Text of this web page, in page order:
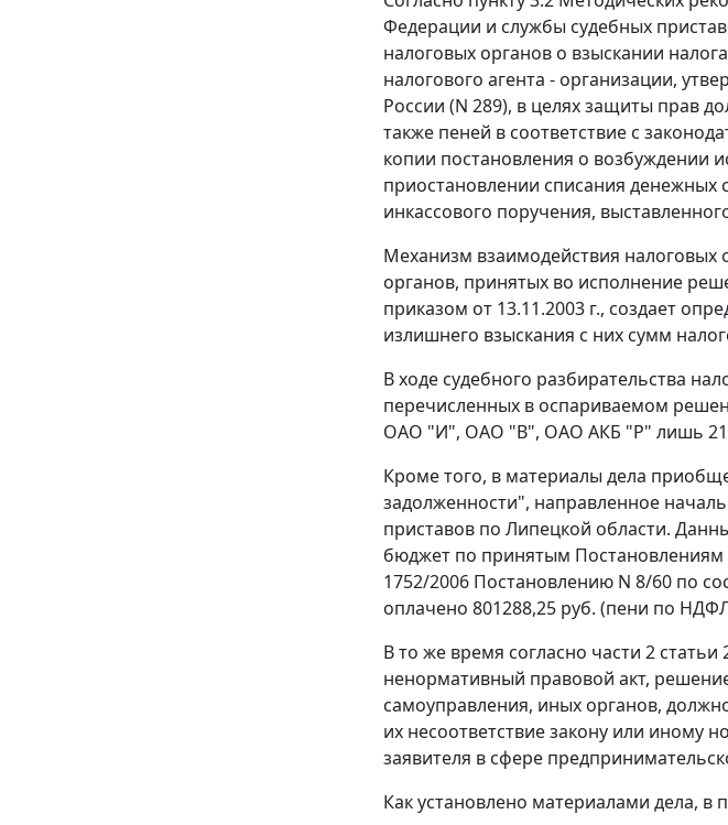
Федерации и службы судебных
налоговых органов о взыскании
налогового агента - организации,
России (N 289), в целях защиты прав
также пеней в соответствие с
копии постановления о возбуждении
приостановлении списания денежных
инкассового поручения,
Механизм взаимодействия налоговых
органов, принятых во исполнение
приказом от 13.11.2003 г., создает
излишнего взыскания с них сумм
В ходе судебного разбирательства
перечисленных в оспариваемом
ОАО "И", ОАО "В", ОАО АКБ "Р" лишь
Кроме того, в материалы дела
задолженности", направленное
приставов по Липецкой области.
бюджет по принятым Постановлениям
1752/2006 Постановлению N 8/60 по
оплачено 801288,25 руб. (пени по
В то же время согласно части 2 статьи
ненормативный правовой акт,
самоуправления, иных органов,
их несоответствие закону или иному
заявителя в сфере
Как установлено материалами дела, в